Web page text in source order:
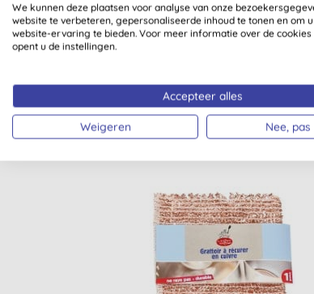
We kunnen deze plaatsen voor analyse van onze
website te verbeteren, gepersonaliseerde inhoud te tonen en om
website-ervaring te bieden. Voor meer informatie over de
opent u de instellingen.
Accepteer alles
Weigeren Nee, pas